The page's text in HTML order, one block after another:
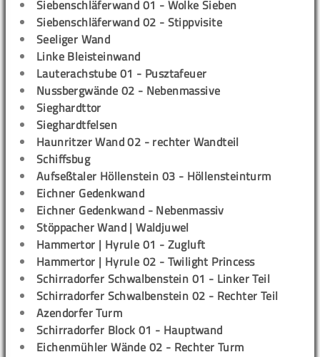
Siebenschläferwand 01 - Wolke Sieben
Siebenschläferwand 02 - Stippvisite
Seeliger Wand
Linke Bleisteinwand
Lauterachstube 01 - Pusztafeuer
Nussbergwände 02 - Nebenmassive
Sieghardttor
Sieghardtfelsen
Haunritzer Wand 02 - rechter Wandteil
Schiffsbug
Aufseßtaler Höllenstein 03 - Höllensteinturm
Eichner Gedenkwand
Eichner Gedenkwand - Nebenmassiv
Stöppacher Wand | Waldjuwel
Hammertor | Hyrule 01 - Zugluft
Hammertor | Hyrule 02 - Twilight Princess
Schirradorfer Schwalbenstein 01 - Linker Teil
Schirradorfer Schwalbenstein 02 - Rechter Teil
Azendorfer Turm
Schirradorfer Block 01 - Hauptwand
Eichenmühler Wände 02 - Rechter Turm